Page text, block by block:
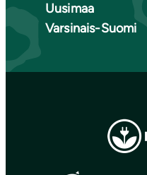
Uusimaa
Varsinais-Suomi